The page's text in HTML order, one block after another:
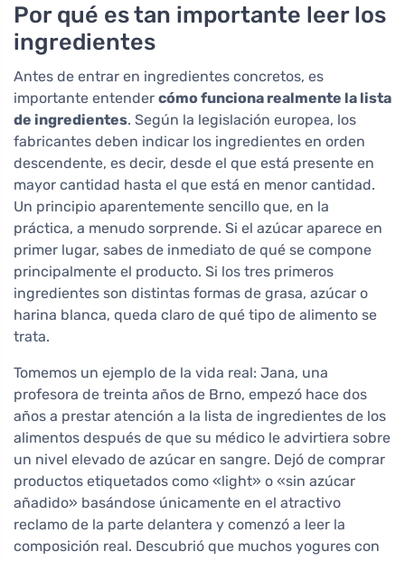
Por qué es tan importante leer los
ingredientes
Antes de entrar en ingredientes concretos, es
importante entender cómo funciona realmente la lista
de ingredientes. Según la legislación europea, los
fabricantes deben indicar los ingredientes en orden
descendente, es decir, desde el que está presente en
mayor cantidad hasta el que está en menor cantidad.
Un principio aparentemente sencillo que, en la
práctica, a menudo sorprende. Si el azúcar aparece en
primer lugar, sabes de inmediato de qué se compone
principalmente el producto. Si los tres primeros
ingredientes son distintas formas de grasa, azúcar o
harina blanca, queda claro de qué tipo de alimento se
trata.
Tomemos un ejemplo de la vida real: Jana, una
profesora de treinta años de Brno, empezó hace dos
años a prestar atención a la lista de ingredientes de los
alimentos después de que su médico le advirtiera sobre
un nivel elevado de azúcar en sangre. Dejó de comprar
productos etiquetados como «light» o «sin azúcar
añadido» basándose únicamente en el atractivo
reclamo de la parte delantera y comenzó a leer la
composición real. Descubrió que muchos yogures con